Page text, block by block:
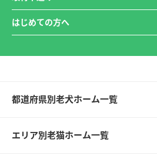
はじめての方へ
都道府県別老犬ホーム一覧
エリア別老猫ホーム一覧